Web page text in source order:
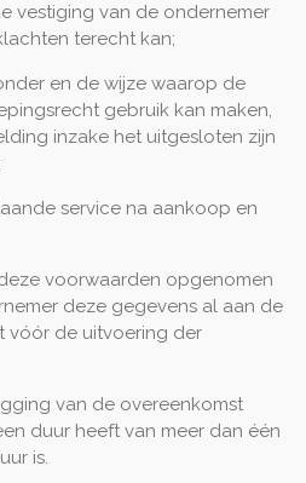
vestiging van de ondernemer
terecht kan;
en de wijze waarop de
gebruik kan maken,
inzake het uitgesloten zijn
service na aankoop en
voorwaarden opgenomen
deze gegevens al aan de
vóór de uitvoering der
van de overeenkomst
duur heeft van meer dan één
is.